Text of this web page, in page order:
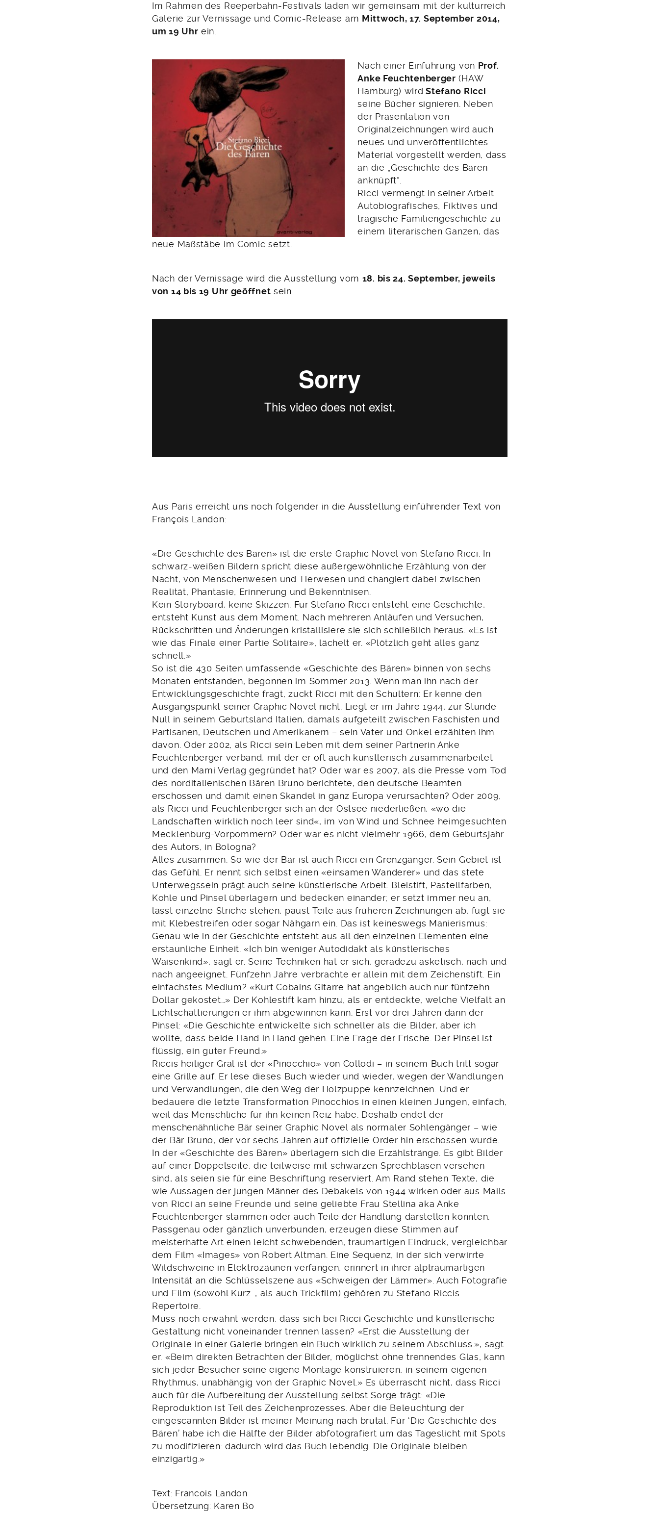
Im Rahmen des Reeperbahn-Festivals laden wir gemeinsam mit der kulturreich
Galerie zur Vernissage und Comic-Release am Mittwoch, 17. September 2014,
um 19 Uhr ein.
Nach einer Einführung von Prof.
Anke Feuchtenberger (HAW
Hamburg) wird Stefano Ricci
seine Bücher signieren. Neben
der Präsentation von
Originalzeichnungen wird auch
neues und unveröffentlichtes
Material vorgestellt werden, dass
an die „Geschichte des Bären
anknüpft“.
Ricci vermengt in seiner Arbeit
Autobiografisches, Fiktives und
tragische Familiengeschichte zu
einem literarischen Ganzen, das
neue Maßstäbe im Comic setzt.
Nach der Vernissage wird die Ausstellung vom 18. bis 24. September, jeweils
von 14 bis 19 Uhr geöffnet sein.
Aus Paris erreicht uns noch folgender in die Ausstellung einführender Text von
François Landon:
«Die Geschichte des Bären» ist die erste Graphic Novel von Stefano Ricci. In
schwarz-weißen Bildern spricht diese außergewöhnliche Erzählung von der
Nacht, von Menschenwesen und Tierwesen und changiert dabei zwischen
Realität, Phantasie, Erinnerung und Bekenntnisen.
Kein Storyboard, keine Skizzen. Für Stefano Ricci entsteht eine Geschichte,
entsteht Kunst aus dem Moment. Nach mehreren Anläufen und Versuchen,
Rückschritten und Änderungen kristallisiere sie sich schließlich heraus: «Es ist
wie das Finale einer Partie Solitaire», lächelt er. «Plötzlich geht alles ganz
schnell.»
So ist die 430 Seiten umfassende «Geschichte des Bären» binnen von sechs
Monaten entstanden, begonnen im Sommer 2013. Wenn man ihn nach der
Entwicklungsgeschichte fragt, zuckt Ricci mit den Schultern: Er kenne den
Ausgangspunkt seiner Graphic Novel nicht. Liegt er im Jahre 1944, zur Stunde
Null in seinem Geburtsland Italien, damals aufgeteilt zwischen Faschisten und
Partisanen, Deutschen und Amerikanern – sein Vater und Onkel erzählten ihm
davon. Oder 2002, als Ricci sein Leben mit dem seiner Partnerin Anke
Feuchtenberger verband, mit der er oft auch künstlerisch zusammenarbeitet
und den Mami Verlag gegründet hat? Oder war es 2007, als die Presse vom Tod
des norditalienischen Bären Bruno berichtete, den deutsche Beamten
erschossen und damit einen Skandel in ganz Europa verursachten? Oder 2009,
als Ricci und Feuchtenberger sich an der Ostsee niederließen, «wo die
Landschaften wirklich noch leer sind«, im von Wind und Schnee heimgesuchten
Mecklenburg-Vorpommern? Oder war es nicht vielmehr 1966, dem Geburtsjahr
des Autors, in Bologna?
Alles zusammen. So wie der Bär ist auch Ricci ein Grenzgänger. Sein Gebiet ist
das Gefühl. Er nennt sich selbst einen «einsamen Wanderer» und das stete
Unterwegssein prägt auch seine künstlerische Arbeit. Bleistift, Pastellfarben,
Kohle und Pinsel überlagern und bedecken einander; er setzt immer neu an,
lässt einzelne Striche stehen, paust Teile aus früheren Zeichnungen ab, fügt sie
mit Klebestreifen oder sogar Nähgarn ein. Das ist keineswegs Manierismus:
Genau wie in der Geschichte entsteht aus all den einzelnen Elementen eine
erstaunliche Einheit. «Ich bin weniger Autodidakt als künstlerisches
Waisenkind», sagt er. Seine Techniken hat er sich, geradezu asketisch, nach und
nach angeeignet. Fünfzehn Jahre verbrachte er allein mit dem Zeichenstift. Ein
einfachstes Medium? «Kurt Cobains Gitarre hat angeblich auch nur fünfzehn
Dollar gekostet…» Der Kohlestift kam hinzu, als er entdeckte, welche Vielfalt an
Lichtschattierungen er ihm abgewinnen kann. Erst vor drei Jahren dann der
Pinsel: «Die Geschichte entwickelte sich schneller als die Bilder, aber ich
wollte, dass beide Hand in Hand gehen. Eine Frage der Frische. Der Pinsel ist
flüssig, ein guter Freund.»
Riccis heiliger Gral ist der «Pinocchio» von Collodi – in seinem Buch tritt sogar
eine Grille auf. Er lese dieses Buch wieder und wieder, wegen der Wandlungen
und Verwandlungen, die den Weg der Holzpuppe kennzeichnen. Und er
bedauere die letzte Transformation Pinocchios in einen kleinen Jungen, einfach,
weil das Menschliche für ihn keinen Reiz habe. Deshalb endet der
menschenähnliche Bär seiner Graphic Novel als normaler Sohlengänger – wie
der Bär Bruno, der vor sechs Jahren auf offizielle Order hin erschossen wurde.
In der «Geschichte des Bären» überlagern sich die Erzählstränge. Es gibt Bilder
auf einer Doppelseite, die teilweise mit schwarzen Sprechblasen versehen
sind, als seien sie für eine Beschriftung reserviert. Am Rand stehen Texte, die
wie Aussagen der jungen Männer des Debakels von 1944 wirken oder aus Mails
von Ricci an seine Freunde und seine geliebte Frau Stellina aka Anke
Feuchtenberger stammen oder auch Teile der Handlung darstellen könnten.
Passgenau oder gänzlich unverbunden, erzeugen diese Stimmen auf
meisterhafte Art einen leicht schwebenden, traumartigen Eindruck, vergleichbar
dem Film «Images» von Robert Altman. Eine Sequenz, in der sich verwirrte
Wildschweine in Elektrozäunen verfangen, erinnert in ihrer alptraumartigen
Intensität an die Schlüsselszene aus «Schweigen der Lämmer». Auch Fotografie
und Film (sowohl Kurz-, als auch Trickfilm) gehören zu Stefano Riccis
Repertoire.
Muss noch erwähnt werden, dass sich bei Ricci Geschichte und künstlerische
Gestaltung nicht voneinander trennen lassen? «Erst die Ausstellung der
Originale in einer Galerie bringen ein Buch wirklich zu seinem Abschluss.», sagt
er. «Beim direkten Betrachten der Bilder, möglichst ohne trennendes Glas, kann
sich jeder Besucher seine eigene Montage konstruieren, in seinem eigenen
Rhythmus, unabhängig von der Graphic Novel.» Es überrascht nicht, dass Ricci
auch für die Aufbereitung der Ausstellung selbst Sorge trägt: «Die
Reproduktion ist Teil des Zeichenprozesses. Aber die Beleuchtung der
eingescannten Bilder ist meiner Meinung nach brutal. Für ‘Die Geschichte des
Bären’ habe ich die Hälfte der Bilder abfotografiert um das Tageslicht mit Spots
zu modifizieren: dadurch wird das Buch lebendig. Die Originale bleiben
einzigartig.»
Text: Francois Landon
Übersetzung: Karen Bo